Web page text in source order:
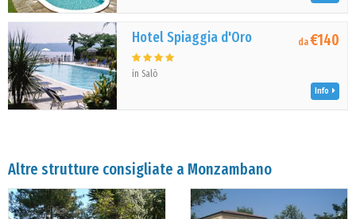
Hotel Spiaggia d'Oro
in Salò
da€140
Info
Altre strutture consigliate a Monzambano